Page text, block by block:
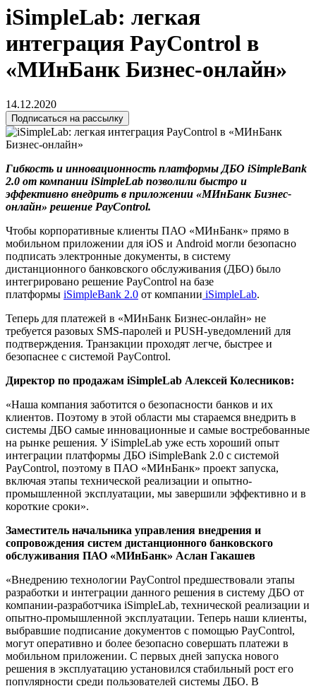
iSimpleLab: легкая
интеграция PayControl в
«МИнБанк Бизнес-онлайн»
14.12.2020
Подписаться на рассылку
Гибкость и инновационность платформы ДБО iSimpleBank
2.0 от компании iSimpleLab позволили быстро и
эффективно внедрить в приложении «МИнБанкБизнес-
онлайн» решение PayControl.
Чтобы корпоративные клиенты ПАО «МИнБанк» прямо в
мобильном приложении для iOS и Android могли безопасно
подписать электронные документы, в систему
дистанционного банковского обслуживания (ДБО) было
интегрировано решение PayControl на базе
платформы iSimpleBank 2.0 от компании iSimpleLab.
Теперь для платежей в «МИнБанк Бизнес-онлайн» не
требуется разовых SMS-паролей и PUSH-уведомлений для
подтверждения. Транзакции проходят легче, быстрее и
безопаснее с системой PayControl.
Директор по продажам iSimpleLab Алексей Колесников:
«Наша компания заботится о безопасности банков и их
клиентов. Поэтому в этой области мы стараемся внедрить в
системы ДБО самые инновационные и самые востребованные
на рынке решения. У iSimpleLab уже есть хороший опыт
интеграции платформы ДБО iSimpleBank 2.0 c системой
PayControl, поэтому в ПАО «МИнБанк» проект запуска,
включая этапы технической реализации и опытно-
промышленной эксплуатации, мы завершили эффективно и в
короткие сроки».
Заместитель начальника управления внедрения и
сопровождения систем дистанционного банковского
обслуживания ПАО «МИнБанк» Аслан Гакашев
«Внедрению технологии PayControl предшествовали этапы
разработки и интеграции данного решения в систему ДБО от
компании-разработчика iSimpleLab, технической реализации и
опытно-промышленной эксплуатации. Теперь наши клиенты,
выбравшие подписание документов с помощью PayControl,
могут оперативно и более безопасно совершать платежи в
мобильном приложении. С первых дней запуска нового
решения в эксплуатацию установился стабильный рост его
популярности среди пользователей системы ДБО. В